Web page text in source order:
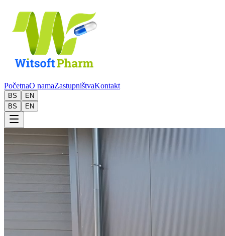
PočetnaO namaZastupništvaKontakt
BS
EN
BS
EN